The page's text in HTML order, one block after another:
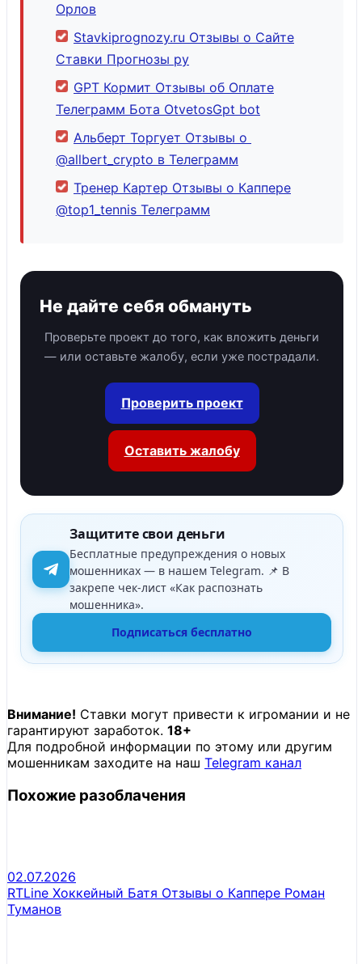
Орлов
Stavkiprognozy.ru Отзывы о Сайте
Ставки Прогнозы ру
GPT Кормит Отзывы об Оплате
Телеграмм Бота OtvetosGpt bot
Альберт Торгует Отзывы о
@allbert_crypto в Телеграмм
Тренер Картер Отзывы о Каппере
@top1_tennis Телеграмм
Не дайте себя обмануть
Проверьте проект до того, как вложить деньги
— или оставьте жалобу, если уже пострадали.
Проверить проект
Оставить жалобу
Защитите свои деньги
Бесплатные предупреждения о новых
мошенниках — в нашем Telegram. 📌 В
закрепе чек-лист «Как распознать
мошенника».
Подписаться бесплатно
Внимание! Ставки могут привести к игромании и не
гарантируют заработок. 18+
Для подробной информации по этому или другим
мошенникам заходите на наш Telegram канал
Похожие разоблачения
02.07.2026
RTLine Хоккейный Батя Отзывы о Каппере Роман
Туманов